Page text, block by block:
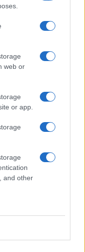
web or
or app.
and other
al
que…
nueva novia: